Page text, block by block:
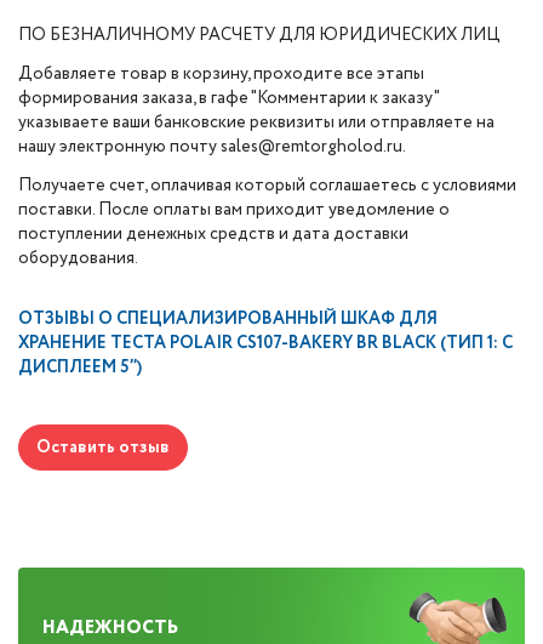
ПО БЕЗНАЛИЧНОМУ РАСЧЕТУ ДЛЯ ЮРИДИЧЕСКИХ ЛИЦ
Добавляете товар в корзину, проходите все этапы
формирования заказа, в гафе "Комментарии к заказу"
указываете ваши банковские реквизиты или отправляете на
нашу электронную почту sales@remtorgholod.ru.
Получаете счет, оплачивая который соглашаетесь с условиями
поставки. После оплаты вам приходит уведомление о
поступлении денежных средств и дата доставки
оборудования.
ОТЗЫВЫ О СПЕЦИАЛИЗИРОВАННЫЙ ШКАФ ДЛЯ
ХРАНЕНИЕ ТЕСТА POLAIR CS107-BAKERY BR BLACK (ТИП 1: С
ДИСПЛЕЕМ 5’’)
Оставить отзыв
НАДЕЖНОСТЬ